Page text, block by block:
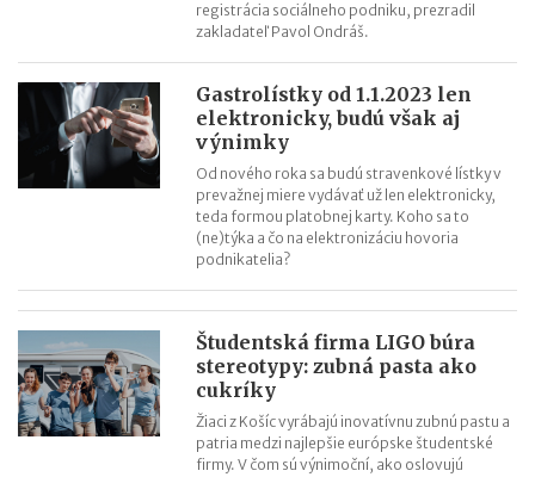
registrácia sociálneho podniku, prezradil
zakladateľ Pavol Ondráš.
Gastrolístky od 1.1.2023 len
elektronicky, budú však aj
výnimky
Od nového roka sa budú stravenkové lístky v
prevažnej miere vydávať už len elektronicky,
teda formou platobnej karty. Koho sa to
(ne)týka a čo na elektronizáciu hovoria
podnikatelia?
Študentská firma LIGO búra
stereotypy: zubná pasta ako
cukríky
Žiaci z Košíc vyrábajú inovatívnu zubnú pastu a
patria medzi najlepšie európske študentské
firmy. V čom sú výnimoční, ako oslovujú